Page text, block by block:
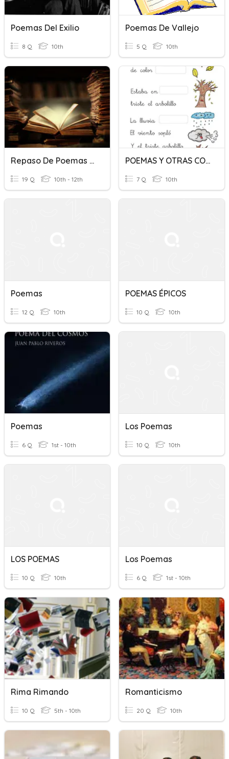
Poemas Del Exilio
8 Q 10th
Poemas De Vallejo
5 Q 10th
Repaso De Poemas (Salmo XVII Y Rima LIII)
19 Q 10th - 12th
POEMAS Y OTRAS COSAS MÁS.
7 Q 10th
Poemas
12 Q 10th
POEMAS ÉPICOS
10 Q 10th
Poemas
6 Q 1st - 10th
Los Poemas
10 Q 10th
LOS POEMAS
10 Q 10th
Los Poemas
6 Q 1st - 10th
Rima Rimando
10 Q 5th - 10th
Romanticismo
20 Q 10th